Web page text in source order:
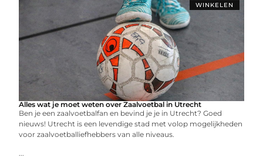
WINKELEN
Alles wat je moet weten over Zaalvoetbal in Utrecht
Ben je een zaalvoetbalfan en bevind je je in Utrecht? Goed
nieuws! Utrecht is een levendige stad met volop mogelijkheden
voor zaalvoetballiefhebbers van alle niveaus.
...